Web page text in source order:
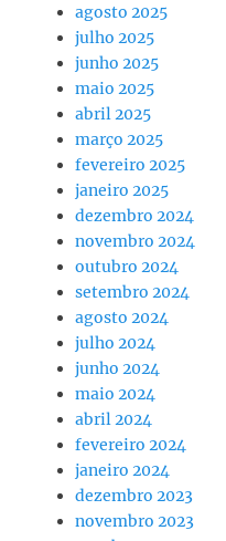
agosto 2025
julho 2025
junho 2025
maio 2025
abril 2025
março 2025
fevereiro 2025
janeiro 2025
dezembro 2024
novembro 2024
outubro 2024
setembro 2024
agosto 2024
julho 2024
junho 2024
maio 2024
abril 2024
fevereiro 2024
janeiro 2024
dezembro 2023
novembro 2023